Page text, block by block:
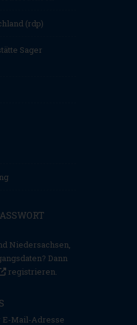
(rdp)
Sager
Niedersachsen,
Dann
registrieren.
E-Mail-Adresse